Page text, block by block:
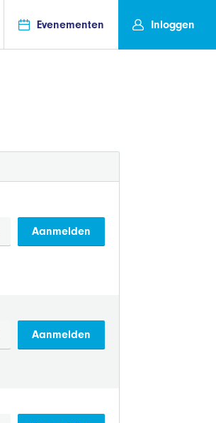
Evenementen Inloggen
Aanmelden
Aanmelden